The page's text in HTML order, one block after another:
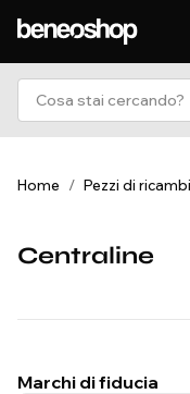
Home / Pezzi di
Centraline
Marchi di fiducia